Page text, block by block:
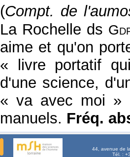
(Compt. de
La Rochelle ds
aime et qu'on
« livre portatif
d'une science,
« va avec moi »
manuels. Fréq.
44, avenue de
Tél. :